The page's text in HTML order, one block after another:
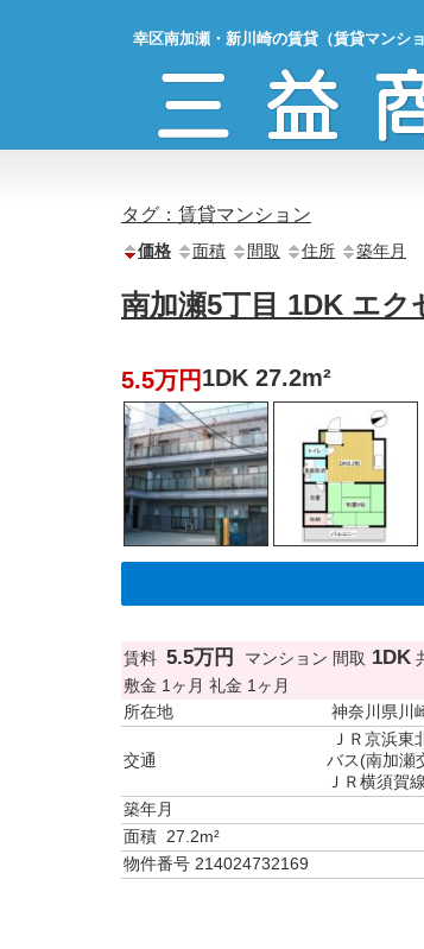
幸区南加瀬・新川崎の賃貸（賃貸マンシ
タグ：賃貸マンション
価格 面積 間取 住所 築年月
南加瀬5丁目 1DK エク
5.5万円1DK 27.2m²
賃料 5.5万円 マンション 間取 1DK
敷金 1ヶ月 礼金 1ヶ月
所在地
神奈川県川
交通
ＪＲ京浜東
バス(南加瀬
ＪＲ横須賀
築年月
面積 27.2m²
物件番号 214024732169